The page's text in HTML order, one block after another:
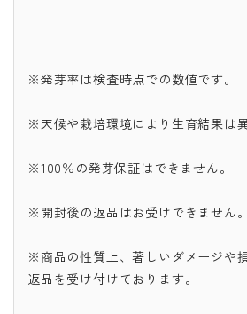
※発芽率は検査時点での数値です。
※天候や栽培環境により生育結果は異
※100％の発芽保証はできません。
※開封後の返品はお受けできません。
※商品の性質上、著しいダメージや
返品を受け付けております。